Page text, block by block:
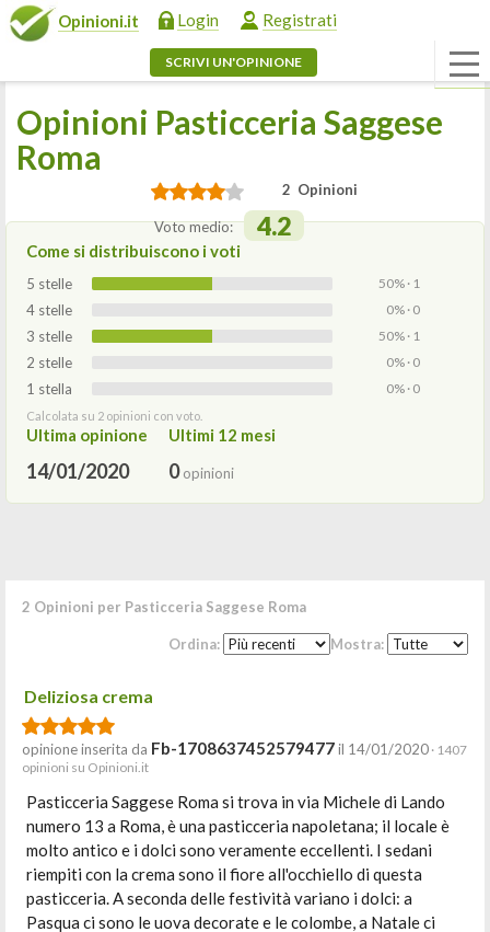
Opinioni.it Login Registrati
SCRIVI UN'OPINIONE
Opinioni Pasticceria Saggese
Roma
2 Opinioni
Voto medio: 4.2
Come si distribuiscono i voti
5 stelle 50% · 1
4 stelle 0% · 0
3 stelle 50% · 1
2 stelle 0% · 0
1 stella 0% · 0
Calcolata su 2 opinioni con voto.
Ultima opinione
14/01/2020
Ultimi 12 mesi
0opinioni
2 Opinioni per Pasticceria Saggese Roma
Ordina: Mostra:
Deliziosa crema
opinione inserita da Fb-1708637452579477il 14/01/2020 · 1407
opinioni su Opinioni.it
Pasticceria Saggese Roma si trova in via Michele di Lando
numero 13 a Roma, è una pasticceria napoletana; il locale è
molto antico e i dolci sono veramente eccellenti. I sedani
riempiti con la crema sono il fiore all'occhiello di questa
pasticceria. A seconda delle festività variano i dolci: a
Pasqua ci sono le uova decorate e le colombe, a Natale ci